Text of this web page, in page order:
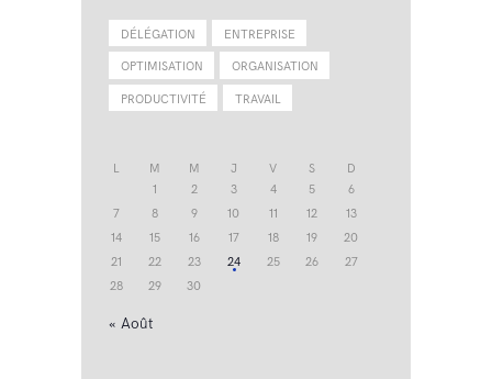
DÉLÉGATION ENTREPRISE
OPTIMISATION ORGANISATION
PRODUCTIVITÉ TRAVAIL
L M M J V S
D
1
2 3 4 5
6
7
8 9 10 11 12
13
14
15 16 17 18 19
20
21
22 23 24 25 26
27
28
29 30
« Août